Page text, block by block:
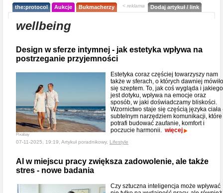
the:protocol Aukcje Bukmacherzy < reklama Dodaj artykuł / link
wellbeing
Design w sferze intymnej - jak estetyka wpływa na
postrzeganie przyjemności
Pixabay
Estetyka coraz częściej towarzyszy nam
także w sferach, o których dawniej mówiło
się szeptem. To, jak coś wygląda i jakiego
jest dotyku, wpływa na emocje oraz
sposób, w jaki doświadczamy bliskości.
Wzornictwo staje się częścią języka ciała
subtelnym narzędziem komunikacji, które
potrafi budować zaufanie, komfort i
poczucie harmonii. więcej
07-11-2025, 19:19, Artykuł poradnikowy, Lifestyle
AI w miejscu pracy zwiększa zadowolenie, ale także
stres - nowe badania
Czy sztuczna inteligencja może wpływać